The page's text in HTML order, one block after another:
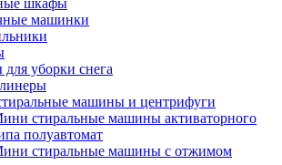
шкафы
машинки
уборки снега
машины и центрифуги
стиральные машины активаторного
полуавтомат
стиральные машины с отжимом